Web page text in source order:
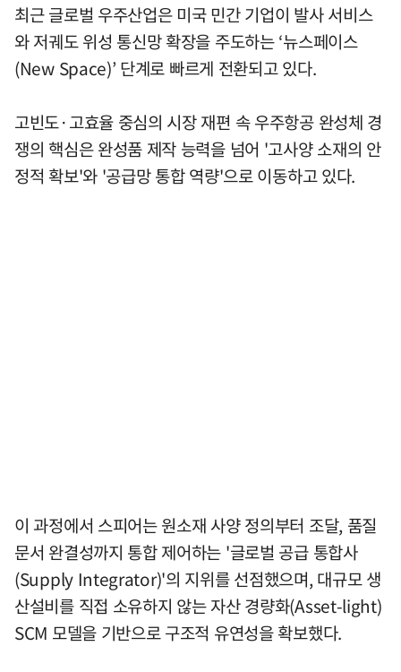
최근 글로벌 우주산업은 미국 민간 기업이 발사 서비스
와 저궤도 위성 통신망 확장을 주도하는 ‘뉴스페이스
(New Space)’ 단계로 빠르게 전환되고 있다.
고빈도·고효율 중심의 시장 재편 속 우주항공 완성체 경
쟁의 핵심은 완성품 제작 능력을 넘어 '고사양 소재의 안
정적 확보'와 '공급망 통합 역량'으로 이동하고 있다.
이 과정에서 스피어는 원소재 사양 정의부터 조달, 품질
문서 완결성까지 통합 제어하는 '글로벌 공급 통합사
(Supply Integrator)'의 지위를 선점했으며, 대규모 생
산설비를 직접 소유하지 않는 자산 경량화(Asset-light)
SCM 모델을 기반으로 구조적 유연성을 확보했다.